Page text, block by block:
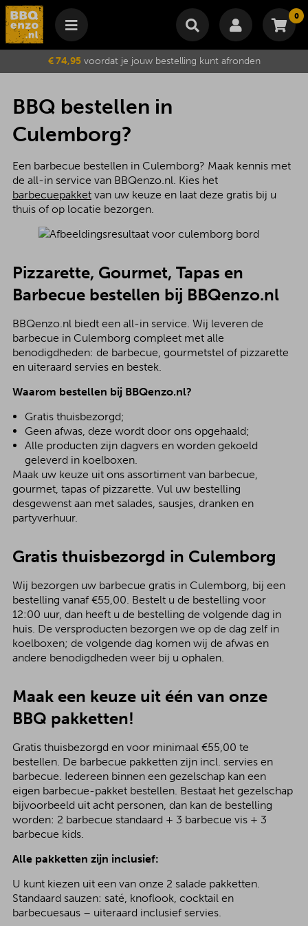
0
Winkelmand
Je winkelwagen is momenteel leeg.
Subtotaal €
Wijzig winkelmand
€ 74,95voordat je jouw bestelling kunt afronden
BBQ bestellen in
Culemborg?
Een barbecue bestellen in Culemborg? Maak kennis met
de all-in service van BBQenzo.nl. Kies het
barbecuepakketvan uw keuze en laat deze gratis bij u
thuis of op locatie bezorgen.
Pizzarette, Gourmet, Tapas en
Barbecue bestellen bij BBQenzo.nl
BBQenzo.nl biedt een all-in service. Wij leveren de
barbecue in Culemborg compleet met alle
benodigdheden: de barbecue, gourmetstel of pizzarette
en uiteraard servies en bestek.
Waarom bestellen bij BBQenzo.nl?
Gratis thuisbezorgd;
Geen afwas, deze wordt door ons opgehaald;
Alle producten zijn dagvers en worden gekoeld
geleverd in koelboxen.
Maak uw keuze uit ons assortiment van barbecue,
gourmet, tapas of pizzarette. Vul uw bestelling
desgewenst aan met salades, sausjes, dranken en
partyverhuur.
Gratis thuisbezorgd in Culemborg
Wij bezorgen uw barbecue gratis in Culemborg, bij een
bestelling vanaf €55,00. Bestelt u de bestelling voor
12:00 uur, dan heeft u de bestelling de volgende dag in
huis. De versproducten bezorgen we op de dag zelf in
koelboxen; de volgende dag komen wij de afwas en
andere benodigdheden weer bij u ophalen.
Maak een keuze uit één van onze
BBQ pakketten!
Gratis thuisbezorgd en voor minimaal €55,00 te
bestellen. De barbecue pakketten zijn incl. servies en
barbecue. Iedereen binnen een gezelschap kan een
eigen barbecue-pakket bestellen. Bestaat het gezelschap
bijvoorbeeld uit acht personen, dan kan de bestelling
worden: 2 barbecue standaard + 3 barbecue vis + 3
barbecue kids.
Alle pakketten zijn inclusief:
U kunt kiezen uit een van onze 2 salade pakketten.
Standaard sauzen: saté, knoflook, cocktail en
barbecuesaus – uiteraard inclusief servies.